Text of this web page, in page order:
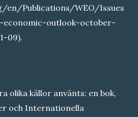
en/Publications/WEO/Issues
outlook-october-
09).
olika källor använts: en bok,
och Internationella